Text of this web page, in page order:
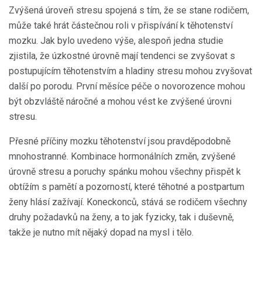
Zvýšená úroveň stresu spojená s tím, že se stane rodičem,
může také hrát částečnou roli v přispívání k těhotenství
mozku. Jak bylo uvedeno výše, alespoň jedna studie
zjistila, že úzkostné úrovně mají tendenci se zvyšovat s
postupujícím těhotenstvím a hladiny stresu mohou zvyšovat
další po porodu. První měsíce péče o novorozence mohou
být obzvláště náročné a mohou vést ke zvýšené úrovni
stresu.
Přesné příčiny mozku těhotenství jsou pravděpodobně
mnohostranné. Kombinace hormonálních změn, zvýšené
úrovně stresu a poruchy spánku mohou všechny přispět k
obtížím s pamětí a pozorností, které těhotné a postpartum
ženy hlásí zažívají. Koneckonců, stává se rodičem všechny
druhy požadavků na ženy, a to jak fyzicky, tak i duševně,
takže je nutno mít nějaký dopad na mysl i tělo.